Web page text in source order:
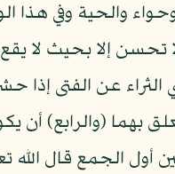
وحواء والحية وفي
تحسن إلا بحيث لا
عن الفتى إذا
بهما
أول الجمع قال الله